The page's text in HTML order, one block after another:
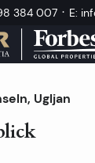
384 007 · E:
, Ugljan